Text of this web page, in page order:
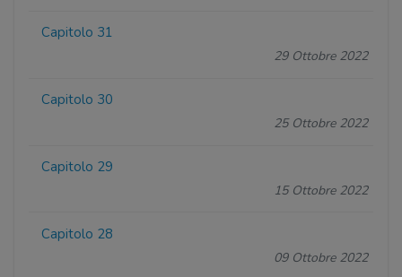
Capitolo 31
29 Ottobre 2022
Capitolo 30
25 Ottobre 2022
Capitolo 29
15 Ottobre 2022
Capitolo 28
09 Ottobre 2022